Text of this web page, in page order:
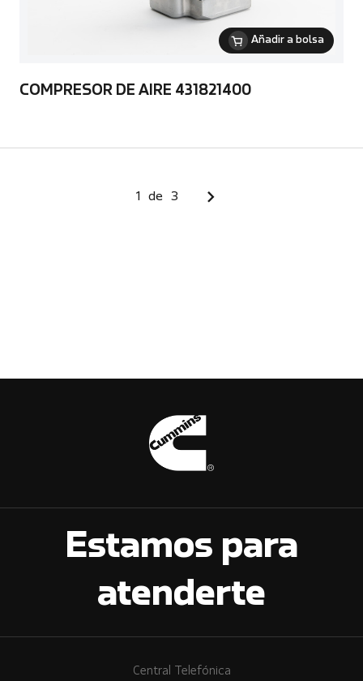
Añadir a bolsa
COMPRESOR DE AIRE 431821400
1 de 3
Estamos para
atenderte
Central Telefónica